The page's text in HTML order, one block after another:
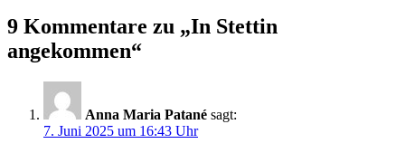
9 Kommentare zu „In Stettin
angekommen“
Anna Maria Patané sagt:
7. Juni 2025 um 16:43 Uhr